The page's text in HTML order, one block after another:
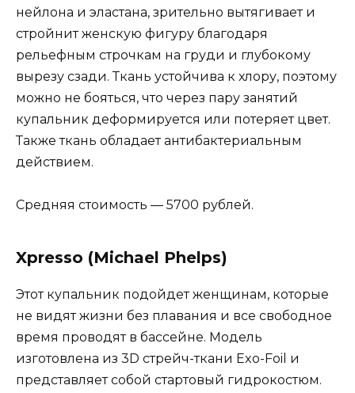
нейлона и эластана, зрительно вытягивает и
стройнит женскую фигуру благодаря
рельефным строчкам на груди и глубокому
вырезу сзади. Ткань устойчива к хлору, поэтому
можно не бояться, что через пару занятий
купальник деформируется или потеряет цвет.
Также ткань обладает антибактериальным
действием.
Средняя стоимость — 5700 рублей.
Xpresso (Michael Phelps)
Этот купальник подойдет женщинам, которые
не видят жизни без плавания и все свободное
время проводят в бассейне. Модель
изготовлена из 3D стрейч-ткани Exo-Foil и
представляет собой стартовый гидрокостюм.